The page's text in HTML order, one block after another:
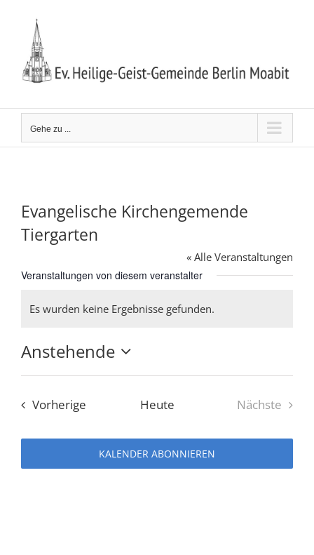
springen
Gehe zu ...
Evangelische Kirchengemende
Tiergarten
« Alle Veranstaltungen
Veranstaltungen von diesem veranstalter
Es wurden keine Ergebnisse gefunden.
Anstehende
Datum
VorherigeVeranstaltungen
Heute
Nächste
KALENDER ABONNIEREN